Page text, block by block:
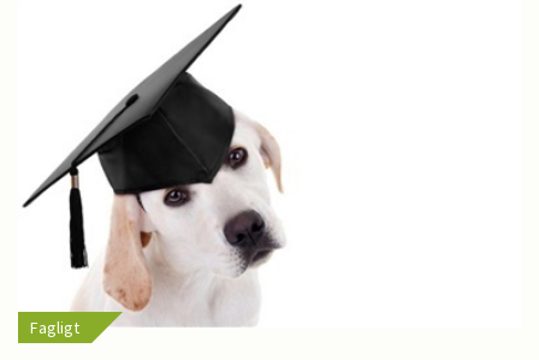
Fagligt